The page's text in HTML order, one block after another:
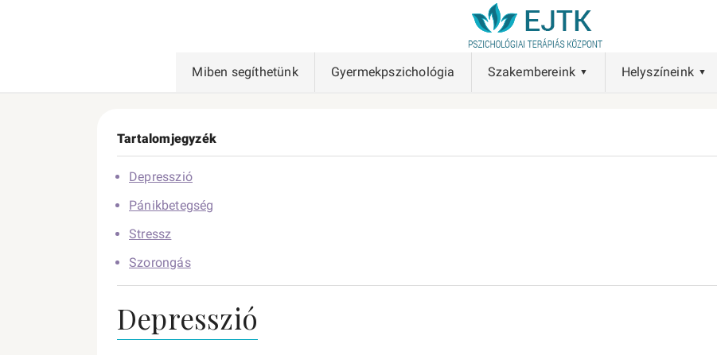
Miben segíthetünk Gyermekpszichológia Szakembereink Helyszíneink
Tartalomjegyzék
Depresszió
Pánikbetegség
Stressz
Szorongás
Depresszió